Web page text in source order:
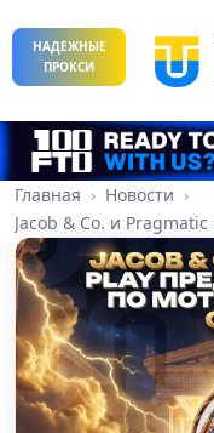
НАДЕЖНЫЕ
ПРОКСИ
Главная
Новости
Jacob & Co. и